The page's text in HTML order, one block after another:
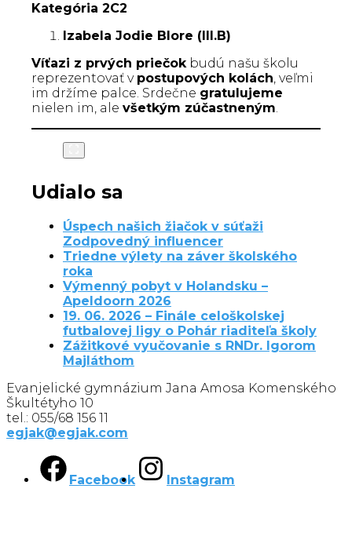
Kategória 2C2
Izabela Jodie Blore (III.B)
Víťazi z prvých priečokbudú našu školu
reprezentovať v postupových kolách, veľmi
im držíme palce. Srdečne gratulujeme
nielen im, ale všetkým zúčastneným.
Udialo sa
Úspech našich žiačok v súťaži
Zodpovedný influencer
Triedne výlety na záver školského
roka
Výmenný pobyt v Holandsku –
Apeldoorn 2026
19. 06. 2026 – Finále celoškolskej
futbalovej ligy o Pohár riaditeľa školy
Zážitkové vyučovanie s RNDr. Igorom
Majláthom
Evanjelické gymnázium Jana Amosa Komenského
Škultétyho 10
tel.: 055/68 156 11
egjak@egjak.com
Facebook Instagram